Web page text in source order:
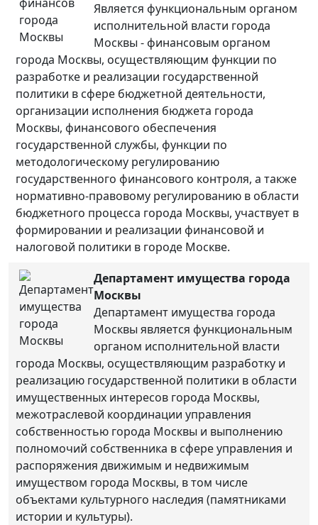
Является функциональным органом
исполнительной власти города
Москвы - финансовым органом
города Москвы, осуществляющим функции по
разработке и реализации государственной
политики в сфере бюджетной деятельности,
организации исполнения бюджета города
Москвы, финансового обеспечения
государственной службы, функции по
методологическому регулированию
государственного финансового контроля, а также
нормативно-правовому регулированию в области
бюджетного процесса города Москвы, участвует в
формировании и реализации финансовой и
налоговой политики в городе Москве.
Департамент имущества города
Москвы
Департамент имущества города
Москвы является функциональным
органом исполнительной власти
города Москвы, осуществляющим разработку и
реализацию государственной политики в области
имущественных интересов города Москвы,
межотраслевой координации управления
собственностью города Москвы и выполнению
полномочий собственника в сфере управления и
распоряжения движимым и недвижимым
имуществом города Москвы, в том числе
объектами культурного наследия (памятниками
истории и культуры).